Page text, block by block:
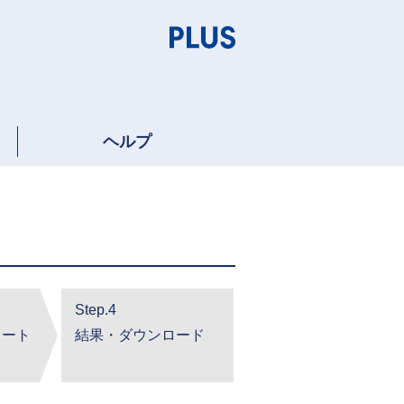
ヘルプ
ト
Step.4
結果・ダウンロード